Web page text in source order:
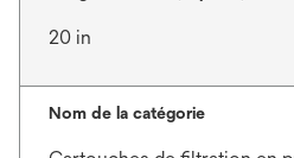
20 in
Nom de la catégorie